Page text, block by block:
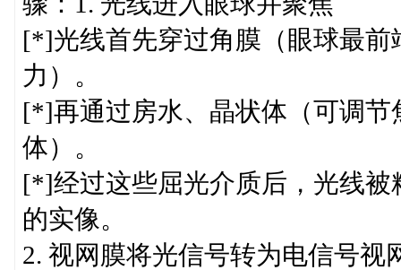
[*]光线首先穿过角膜（眼球最前
力）。
[*]再通过房水、晶状体（可调
体）。
[*]经过这些屈光介质后，光线
的实像。
2. 视网膜将光信号转为电信号视